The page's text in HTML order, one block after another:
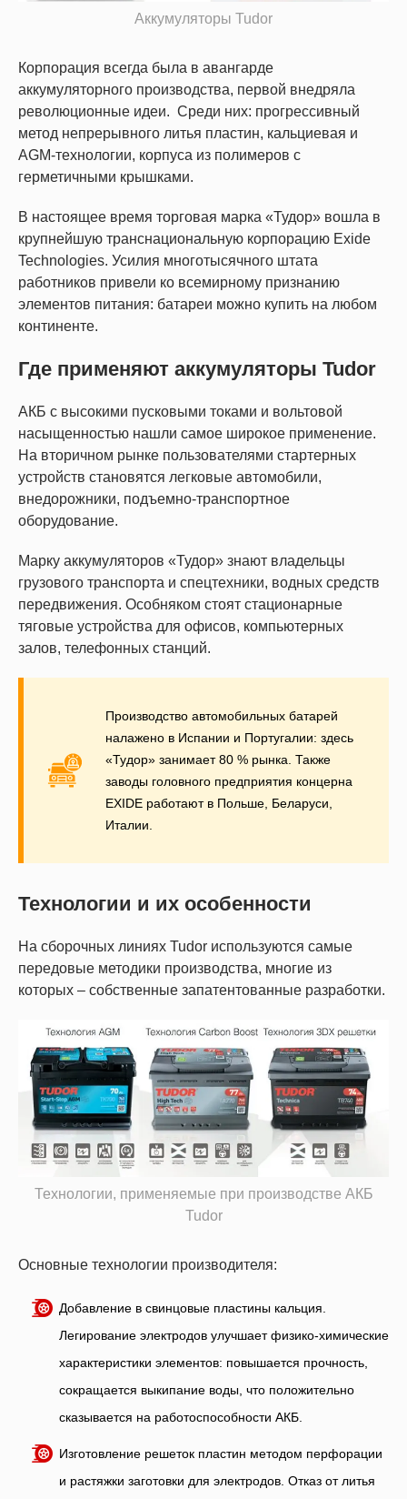
Аккумуляторы Tudor
Корпорация всегда была в авангарде
аккумуляторного производства, первой внедряла
революционные идеи. Среди них: прогрессивный
метод непрерывного литья пластин, кальциевая и
AGM-технологии, корпуса из полимеров с
герметичными крышками.
В настоящее время торговая марка «Тудор» вошла в
крупнейшую транснациональную корпорацию Exide
Technologies. Усилия многотысячного штата
работников привели ко всемирному признанию
элементов питания: батареи можно купить на любом
континенте.
Где применяют аккумуляторы Tudor
АКБ с высокими пусковыми токами и вольтовой
насыщенностью нашли самое широкое применение.
На вторичном рынке пользователями стартерных
устройств становятся легковые автомобили,
внедорожники, подъемно-транспортное
оборудование.
Марку аккумуляторов «Тудор» знают владельцы
грузового транспорта и спецтехники, водных средств
передвижения. Особняком стоят стационарные
тяговые устройства для офисов, компьютерных
залов, телефонных станций.
Производство автомобильных батарей
налажено в Испании и Португалии: здесь
«Тудор» занимает 80 % рынка. Также
заводы головного предприятия концерна
EXIDE работают в Польше, Беларуси,
Италии.
Технологии и их особенности
На сборочных линиях Tudor используются самые
передовые методики производства, многие из
которых – собственные запатентованные разработки.
Технологии, применяемые при производстве АКБ
Tudor
Основные технологии производителя:
Добавление в свинцовые пластины кальция.
Легирование электродов улучшает физико-химические
характеристики элементов: повышается прочность,
сокращается выкипание воды, что положительно
сказывается на работоспособности АКБ.
Изготовление решеток пластин методом перфорации
и растяжки заготовки для электродов. Отказ от литья